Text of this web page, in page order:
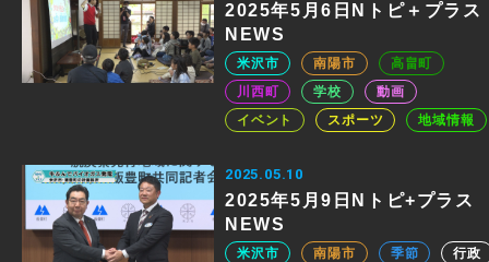
2025年5月6日Nトピ＋プラス
NEWS
米沢市 南陽市
高畠町
川西町
学校
動画
イベント
スポーツ 地域情報
2025.05.10
2025年5月9日Nトピ+プラス
NEWS
米沢市 南陽市 季節
行政